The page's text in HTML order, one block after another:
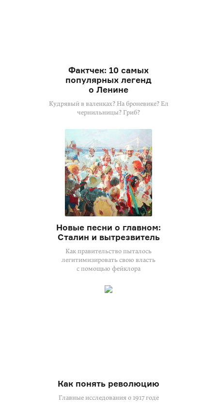
Фактчек: 10 самых
популярных легенд
о Ленине
Кудрявый в валенках? На броневике? Ел
чернильницы? Гриб?
Новые песни о главном:
Сталин и вытрезвитель
Как правительство пыталось
легитимизировать свою власть
с помощью фейклора
Как понять революцию
Главные исследования о 1917 годе